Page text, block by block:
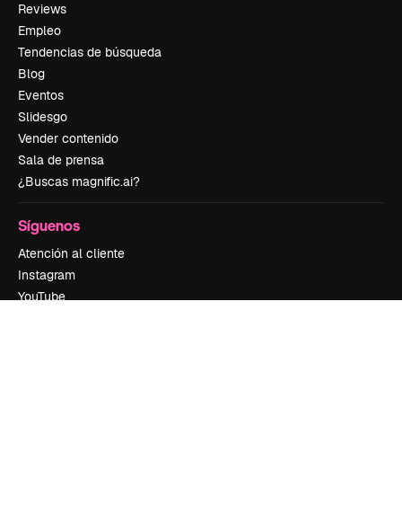
Reviews
Empleo
Tendencias de búsqueda
Blog
Eventos
Slidesgo
Vender contenido
Sala de prensa
¿Buscas magnific.ai?
Síguenos
Atención al cliente
Instagram
YouTube